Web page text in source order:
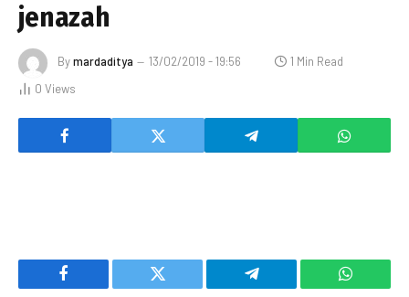
jenazah
Bymardaditya 13/02/2019 - 19:56
1 Min Read
0 Views
Facebook Twitter Telegram